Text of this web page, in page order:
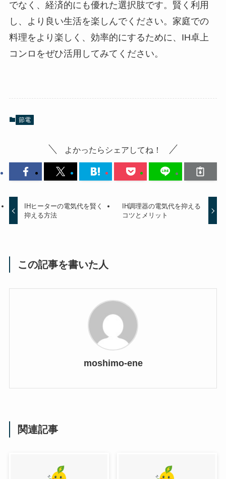
でなく、経済的にも優れた選択肢です。賢く利用
し、より良い生活を楽しんでください。家庭での
料理をより楽しく、効率的にするために、IH卓上
コンロをぜひ活用してみてください。
節電
よかったらシェアしてね！
IHヒーターの電気代を賢く
抑える方法
IH調理器の電気代を抑える
コツとメリット
この記事を書いた人
moshimo-ene
関連記事